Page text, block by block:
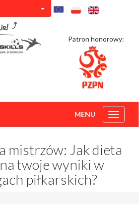
Patron honorowy:
Toggle
MENU
mistrzów: Jak dieta
twoje wyniki w
piłkarskich?